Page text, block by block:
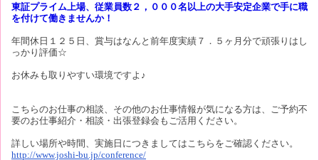
東証プライム上場、従業員数２，０００名以上の大手安定企業で手に職
を付けて働きませんか！
年間休日１２５日、賞与はなんと前年度実績７．５ヶ月分で頑張りはし
っかり評価☆
お休みも取りやすい環境ですよ♪
こちらのお仕事の相談、その他のお仕事情報が気になる方は、ご予約不
要のお仕事紹介・相談・出張登録会もご活用ください。
詳しい場所や時間、実施日につきましてはこちらをご確認ください。
http://www.joshi-bu.jp/conference/